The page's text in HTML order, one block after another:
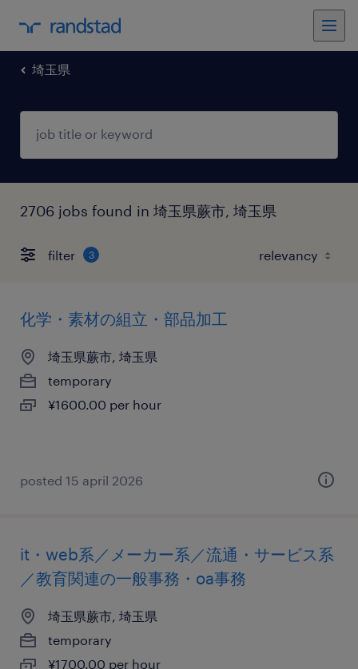
埼玉県
2706 jobs found in 埼玉県蕨市, 埼玉県
filter 3
化学・素材の組立・部品加工
埼玉県蕨市, 埼玉県
temporary
¥1600.00 per hour
posted 15 april 2026
it・web系／メーカー系／流通・サービス系
／教育関連の一般事務・oa事務
埼玉県蕨市, 埼玉県
temporary
¥1700.00 per hour